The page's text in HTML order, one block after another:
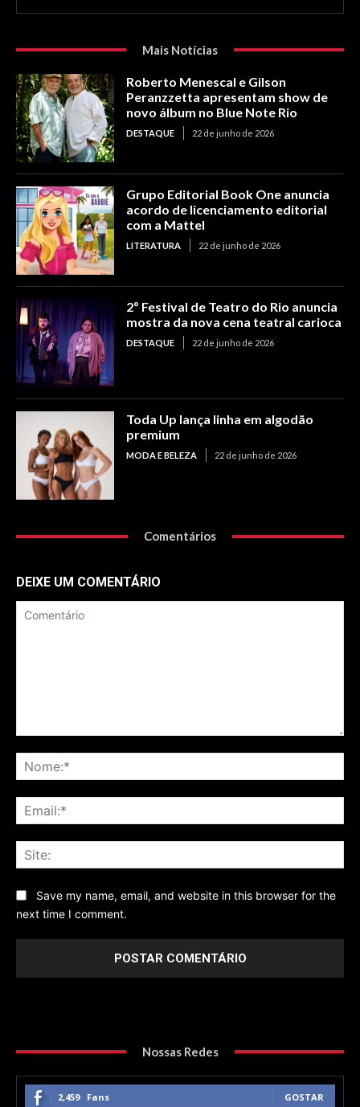
Mais Notícias
Roberto Menescal e Gilson
Peranzzetta apresentam show de
novo álbum no Blue Note Rio
DESTAQUE 22 de junho de 2026
Grupo Editorial Book One anuncia
acordo de licenciamento editorial
com a Mattel
LITERATURA 22 de junho de 2026
2º Festival de Teatro do Rio anuncia
mostra da nova cena teatral carioca
DESTAQUE 22 de junho de 2026
Toda Up lança linha em algodão
premium
MODA E BELEZA 22 de junho de 2026
Comentários
DEIXE UM COMENTÁRIO
Save my name, email, and website in this browser for the
next time I comment.
Nossas Redes
2,459 Fans GOSTAR